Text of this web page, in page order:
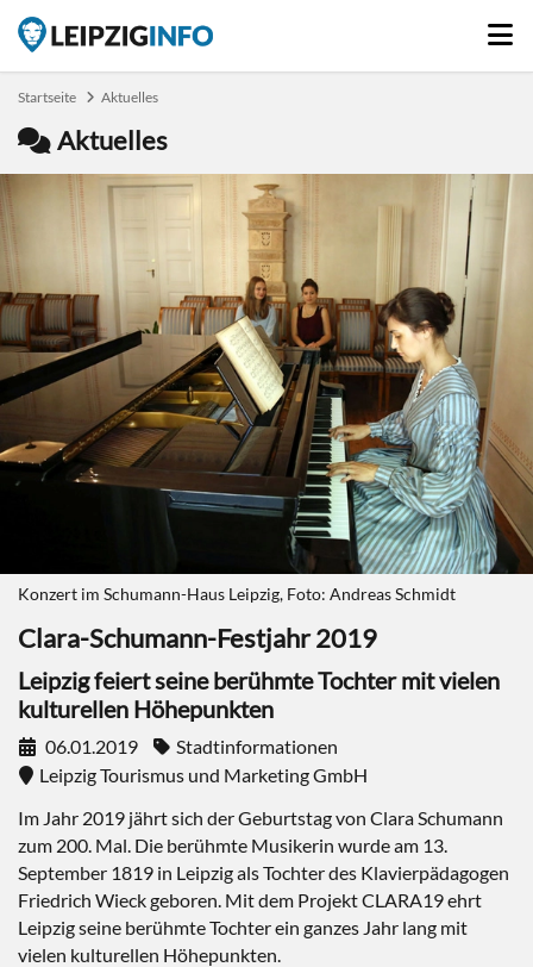
Startseite Aktuelles
Aktuelles
Konzert im Schumann-Haus Leipzig, Foto: Andreas Schmidt
Clara-Schumann-Festjahr 2019
Leipzig feiert seine berühmte Tochter mit vielen
kulturellen Höhepunkten
06.01.2019
Stadtinformationen
Leipzig Tourismus und Marketing GmbH
Im Jahr 2019 jährt sich der Geburtstag von Clara Schumann
zum 200. Mal. Die berühmte Musikerin wurde am 13.
September 1819 in Leipzig als Tochter des Klavierpädagogen
Friedrich Wieck geboren. Mit dem Projekt CLARA19 ehrt
Leipzig seine berühmte Tochter ein ganzes Jahr lang mit
vielen kulturellen Höhepunkten.